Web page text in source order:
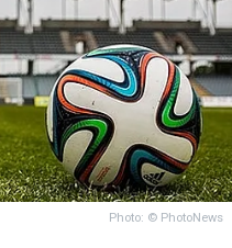
Photo: © PhotoNews